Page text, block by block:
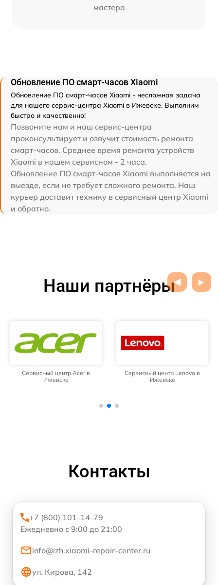
мастера
Обновление ПО смарт-часов Xiaomi
Обновление ПО смарт-часов Xiaomi - несложная задача
для нашего сервис-центра Xiaomi в Ижевске. Выполним
быстро и качественно!
Позвоните нам и наш сервис-центра
проконсультирует и озвучит стоимость ремонта
смарт-часов. Среднее время ремонта устройств
Xiaomi в нашем сервисном - 2 часа.
Обновление ПО смарт-часов Xiaomi выполняется на
выезде, если не требует сложного ремонта. Наш
курьер доставит технику в сервисный центр Xiaomi
и обратно.
Наши партнёры
Сервисный центр Acer в
Ижевске
Сервисный центр Lenovo в
Ижевске
Контакты
+7 (800) 101-14-79
Ежедневно с 9:00 до 21:00
info@izh.xiaomi-repair-center.ru
ул. Кирова, 142